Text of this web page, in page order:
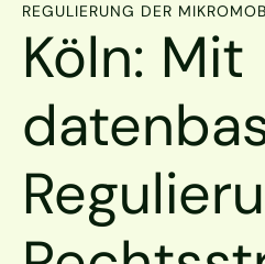
REGULIERUNG DER
Köln: Mit